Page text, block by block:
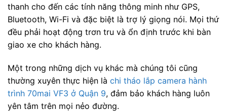
thanh cho đến các tính năng thông minh như GPS,
Bluetooth, Wi-Fi và đặc biệt là trợ lý giọng nói. Mọi thứ
đều phải hoạt động trơn tru và ổn định trước khi bàn
giao xe cho khách hàng.
Một trong những dịch vụ khác mà chúng tôi cũng
thường xuyên thực hiện là chi tháo lắp camera hành
trình 70mai VF3 ở Quận 9, đảm bảo khách hàng luôn
yên tâm trên mọi nẻo đường.